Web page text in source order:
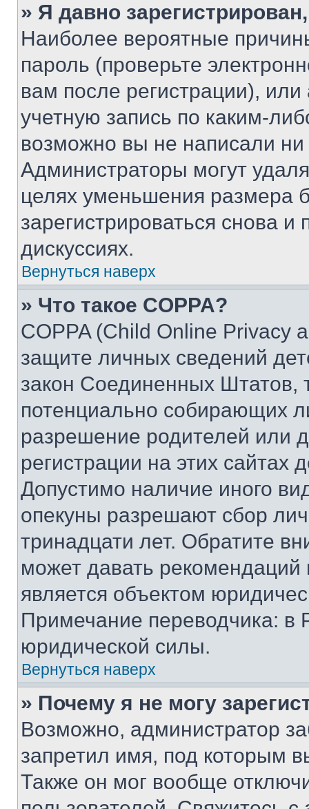
» Я давно
Наиболее вероятные
пароль (проверьте
вам после регистрации),
учетную запись по каким-
возможно вы не написали
Администраторы могут
целях уменьшения размера
зарегистрироваться снова и
дискуссиях.
Вернуться наверх
» Что такое COPPA?
COPPA (Child Online Privacy
защите личных сведений
закон Соединенных Штатов,
потенциально собирающих
разрешение родителей или
регистрации на этих сайтах
Допустимо наличие иного
опекуны разрешают сбор
тринадцати лет. Обратите
может давать
является объектом
Примечание переводчика: в
юридической силы.
Вернуться наверх
» Почему я не могу
Возможно, администратор
запретил имя, под которым
Также он мог вообще